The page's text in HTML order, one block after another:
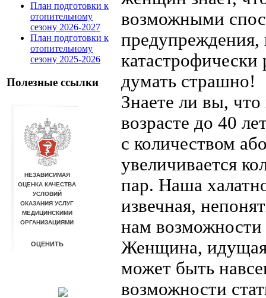
План подготовки к
отопительному
сезону 2026-2027
План подготовки к
отопительному
сезону 2025-2026
Полезные ссылки
возможными
предупреждения,
думать страшно!
Знаете ли вы,
возрасте до 40
с количеством
увеличивается
пар. Наша
извечная,
нам
Женщина, идущая
может быть
возможности